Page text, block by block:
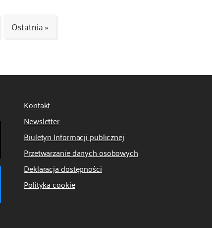
Ostatnia »
Kontakt
Newsletter
Biuletyn Informacji publicznej
Przetwarzanie danych osobowych
Deklaracja dostępności
Polityka cookie